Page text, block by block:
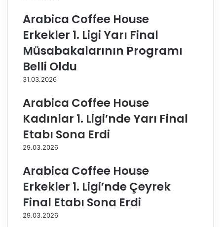
a
l
l
e
n
g
K
u
a
s
F
n
a
S
p
o
’
Arabica Coffee House
Erkekler 1. Ligi Yarı Final
Müsabakalarının Programı
Belli Oldu
31.03.2026
Arabica Coffee House
Kadınlar 1. Ligi’nde Yarı Final
Etabı Sona Erdi
29.03.2026
Arabica Coffee House
Erkekler 1. Ligi’nde Çeyrek
Final Etabı Sona Erdi
29.03.2026